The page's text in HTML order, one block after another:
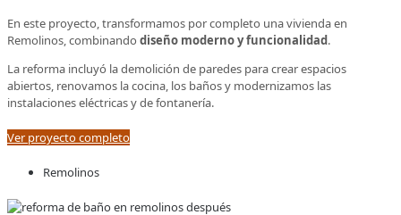
En este proyecto, transformamos por completo una vivienda en
Remolinos, combinando diseño moderno y funcionalidad.
La reforma incluyó la demolición de paredes para crear espacios
abiertos, renovamos la cocina, los baños y modernizamos las
instalaciones eléctricas y de fontanería.
Ver proyecto completo
Remolinos